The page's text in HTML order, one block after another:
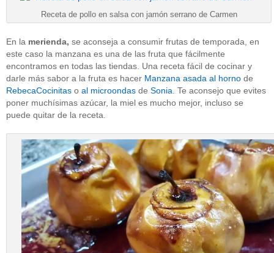
Receta de pollo en salsa con jamón serrano de Carmen
En la merienda, se aconseja a consumir frutas de temporada, en
este caso la manzana es una de las fruta que fácilmente
encontramos en todas las tiendas. Una receta fácil de cocinar y
darle más sabor a la fruta es hacer Manzana asada al horno de
RebecaCocinitas o al microondas de Sonia . Te aconsejo que evites
poner muchísimas azúcar, la miel es mucho mejor, incluso se
puede quitar de la receta.